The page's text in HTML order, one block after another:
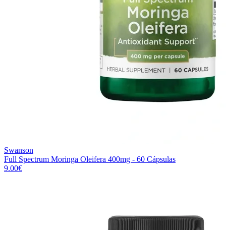
Swanson
Full Spectrum Moringa Oleifera 400mg - 60 Cápsulas
9.00€